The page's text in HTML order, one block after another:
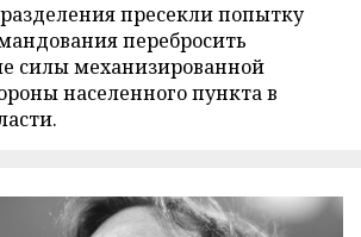
пресекли попытку
перебросить
силы механизированной
населенного пункта в